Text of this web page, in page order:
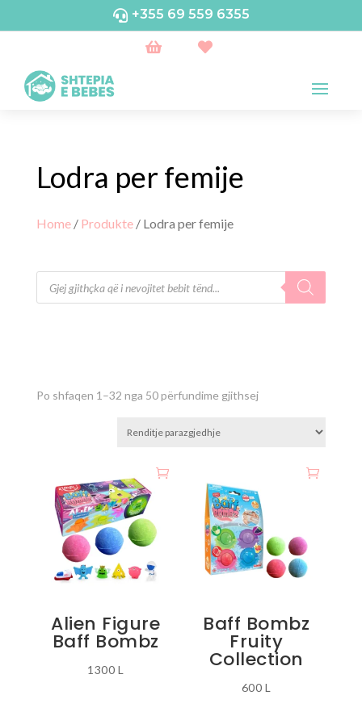
 +355 69 559 6355
 
Lodra per femije
Home/ Produkte/ Lodra per femije
Products
search
Po shfaqen 1–32 nga 50 përfundime gjithsej
Alien Figure
Baff Bombz
1300 L
Baff Bombz
Fruity
Collection
600 L